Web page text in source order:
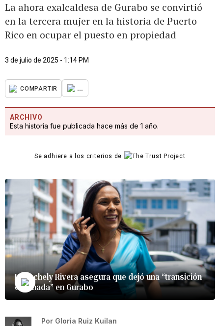
La ahora exalcaldesa de Gurabo se convirtió
en la tercera mujer en la historia de Puerto
Rico en ocupar el puesto en propiedad
3 de julio de 2025 - 1:14 PM
COMPARTIR ...
ARCHIVO
Esta historia fue publicada hace más de 1 año.
Se adhiere a los criterios de
Rosachely Rivera asegura que dejó una “transición
ordenada” en Gurabo
Por Gloria Ruiz Kuilan